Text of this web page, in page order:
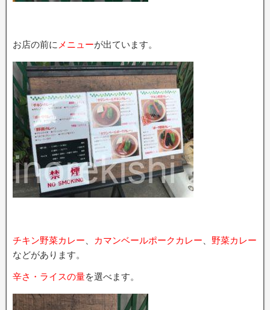
お店の前に メニューが出ています。
チキン野菜カレー カマンベールポークカレー
野菜カレー
などがあります。
辛さ・ライスの量を選べます。